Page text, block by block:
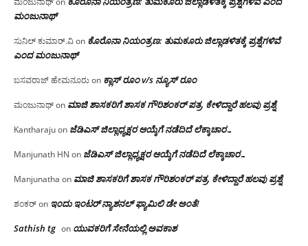
ಮಂಜು‌ನಾಥ್
ಸುನಿಲ್ ಕುಮಾರ್.ವಿon ಕೊರೊನಾ ನಿಯಂತ್ರಣ: ತುಮಕೂರು ಜಿಲ್ಲಾಡಳಿತಕ್ಕೆ ಪ್ರಶ್ನೆಗಳಿವೆ
ಎಂದ ಮಂಜು‌ನಾಥ್
ಬಸವರಾಜ್ ಹೇಮನೂರುon ಕ್ಲಾಸ್ ರೂಂ v/s ನ್ಯೂಸ್ ರೂಂ
ಮಂಜುನಾಥ್on ಮಾಜಿ ಶಾಸಕರಿಗೆ ಶಾಸಕ ಗೌರಿಶಂಕರ್ ಪತ್ರ, ಕೇಳಿದ್ದಾರೆ ಹಲವು ಪ್ರಶ್ನೆ
Kantharajuon ಜೆಡಿಎಸ್ ಜಿಲ್ಲಾಧ್ಯಕ್ಷರ ಆಯ್ಕೆಗೆ ನಡೆದಿದೆ ಲೆಕ್ಕಾಚಾರ…
Manjunath HN on ಜೆಡಿಎಸ್ ಜಿಲ್ಲಾಧ್ಯಕ್ಷರ ಆಯ್ಕೆಗೆ ನಡೆದಿದೆ ಲೆಕ್ಕಾಚಾರ…
Manjunatha on ಮಾಜಿ ಶಾಸಕರಿಗೆ ಶಾಸಕ ಗೌರಿಶಂಕರ್ ಪತ್ರ, ಕೇಳಿದ್ದಾರೆ ಹಲವು ಪ್ರಶ್ನೆ
ಶಂಕರ್on ಇಂದು ಇಂಟರ್ ನ್ಯಾಶನಲ್ ಫ್ಯಾಮಿಲಿ ಡೇ ಅಂತೆ!
Sathish tg on ಯುವಕರಿಗೆ ಸೇನೆಯಲ್ಲಿ ಅವಕಾಶ